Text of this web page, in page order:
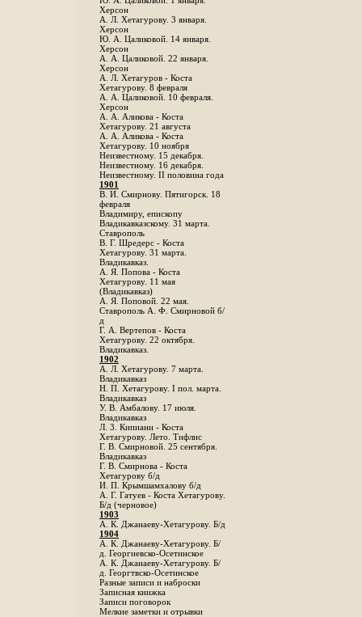
Херсон
А. Л. Хетагурову. 3 января.
Херсон
Ю. А. Цаликовой. 14 января.
Херсон
А. А. Цаликовой. 22 января.
Херсон
А. Л. Хетагуров - Коста
Хетагурову. 8 февраля
А. А. Цаликовой. 10 февраля.
Херсон
А. А. Аликова - Коста
Хетагурову. 21 августа
А. А. Аликова - Коста
Хетагурову. 10 ноября
Неизвестному. 15 декабря.
Неизвестному. 16 декабря.
Неизвестному. II половина года
1901
В. И. Смирнову. Пятигорск. 18
февраля
Владимиру, епископу
Владикавказскому. 31 марта.
Ставрополь
В. Г. Шредерс - Коста
Хетагурову. 31 марта.
Владикавказ.
А. Я. Попова - Коста
Хетагурову. 11 мая
(Владикавказ)
А. Я. Поповой. 22 мая.
Ставрополь А. Ф. Смирновой б/
д
Г. А. Вертепов - Коста
Хетагурову. 22 октября.
Владикавказ.
1902
А. Л. Хетагурову. 7 марта.
Владикавказ
Н. П. Хетагурову. I пол. марта.
Владикавказ
У. В. Амбалову. 17 июля.
Владикавказ
Л. 3. Кипиани - Коста
Хетагурову. Лето. Тифлис
Г. В. Смирновой. 25 сентября.
Владикавказ
Г. В. Смирнова - Коста
Хетагурову б/д
И. П. Крымшамхалову б/д
А. Г. Гатуев - Коста Хетагурову.
Б/д (черновое)
1903
А. К. Джанаеву-Хетагурову. Б/д
1904
А. К. Джанаеву-Хетагурову. Б/
д. Георгиевско-Осетинское
А. К. Джанаеву-Хетагурову. Б/
д. Георгтвско-Осетинское
Разные записи и наброски
Записная книжка
Записи поговорок
Мелкие заметки и отрывки